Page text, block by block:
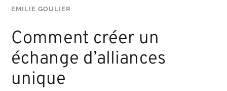
EMILIE GOULIER
Comment créer un
échange d’alliances
unique